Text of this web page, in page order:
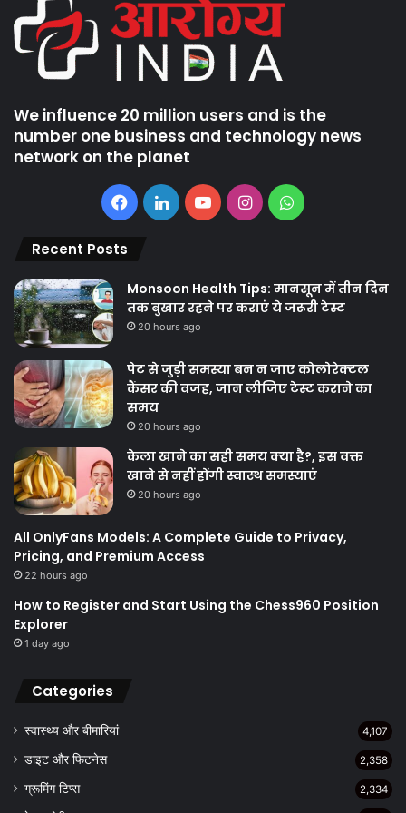
We influence 20 million users and is the
number one business and technology news
network on the planet
Facebook
LinkedInYouTubeInstagramWhatsApp
Recent Posts
Monsoon Health Tips: मानसून में तीन दिन
तक बुखार रहने पर कराएं ये जरूरी टेस्ट
20 hours ago
पेट से जुड़ी समस्या बन न जाए कोलोरेक्टल
कैंसर की वजह, जान लीजिए टेस्ट कराने का
समय
20 hours ago
केला खाने का सही समय क्‍या है?, इस वक्त
खाने से नहीं होंगी स्वास्थ समस्याएं
20 hours ago
All OnlyFans Models: A Complete Guide to Privacy,
Pricing, and Premium Access
22 hours ago
How to Register and Start Using the Chess960 Position
Explorer
1 day ago
Categories
स्वास्थ्य और बीमारियां 4,107
डाइट और फिटनेस 2,358
ग्रूमिंग टिप्स 2,334